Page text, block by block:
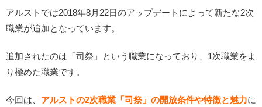
アルストでは2018年8月22日のアップデートによって新たな2次
職業が追加となっています。
追加されたのは「司祭」という職業になっており、1次職業をよ
り極めた職業です。
今回は、 アルストの2次職業「司祭」の開放条件や特徴と魅力に